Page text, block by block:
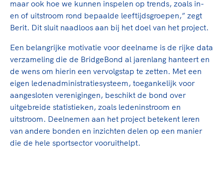
ongewenst gedrag.
Lees verder
maar ook hoe we kunnen inspelen op trends, zoals in-
en of uitstroom rond bepaalde leeftijdsgroepen,” zegt
Berit. Dit sluit naadloos aan bij het doel van het project.
Een belangrijke motivatie voor deelname is de rijke data
verzameling die de BridgeBond al jarenlang hanteert en
de wens om hierin een vervolgstap te zetten. Met een
eigen ledenadministratiesysteem, toegankelijk voor
aangesloten verenigingen, beschikt de bond over
uitgebreide statistieken, zoals ledeninstroom en
uitstroom. Deelnemen aan het project betekent leren
van andere bonden en inzichten delen op een manier
die de hele sportsector vooruithelpt.